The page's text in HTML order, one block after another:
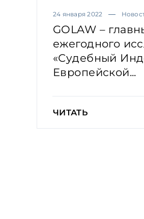
24 января 2022
GOLAW –
ежегодного
«Судебный
Европейской...
ЧИТАТЬ